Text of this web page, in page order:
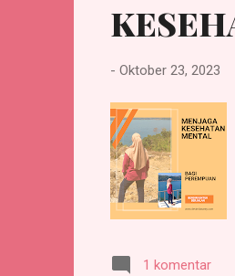
- Oktober 23, 2023
1 komentar